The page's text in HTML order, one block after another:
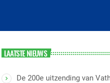
LAATSTE NIEUWS
De 200e uitzending van